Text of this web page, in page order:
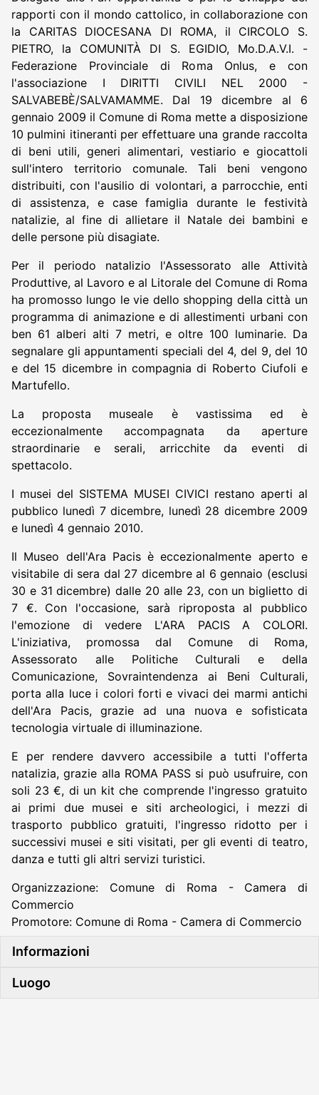
rapporti con il mondo cattolico, in collaborazione con
la CARITAS DIOCESANA DI ROMA, il CIRCOLO S.
PIETRO, la COMUNITÀ DI S. EGIDIO, Mo.D.A.V.I. -
Federazione Provinciale di Roma Onlus, e con
l'associazione I DIRITTI CIVILI NEL 2000 -
SALVABEBÈ/SALVAMAMME. Dal 19 dicembre al 6
gennaio 2009 il Comune di Roma mette a disposizione
10 pulmini itineranti per effettuare una grande raccolta
di beni utili, generi alimentari, vestiario e giocattoli
sull'intero territorio comunale. Tali beni vengono
distribuiti, con l'ausilio di volontari, a parrocchie, enti
di assistenza, e case famiglia durante le festività
natalizie, al fine di allietare il Natale dei bambini e
delle persone più disagiate.
Per il periodo natalizio l'Assessorato alle Attività
Produttive, al Lavoro e al Litorale del Comune di Roma
ha promosso lungo le vie dello shopping della città un
programma di animazione e di allestimenti urbani con
ben 61 alberi alti 7 metri, e oltre 100 luminarie. Da
segnalare gli appuntamenti speciali del 4, del 9, del 10
e del 15 dicembre in compagnia di Roberto Ciufoli e
Martufello.
La proposta museale è vastissima ed è
eccezionalmente accompagnata da aperture
straordinarie e serali, arricchite da eventi di
spettacolo.
I musei del SISTEMA MUSEI CIVICI restano aperti al
pubblico lunedì 7 dicembre, lunedì 28 dicembre 2009
e lunedì 4 gennaio 2010.
Il Museo dell'Ara Pacis è eccezionalmente aperto e
visitabile di sera dal 27 dicembre al 6 gennaio (esclusi
30 e 31 dicembre) dalle 20 alle 23, con un biglietto di
7 €. Con l'occasione, sarà riproposta al pubblico
l'emozione di vedere L'ARA PACIS A COLORI.
L'iniziativa, promossa dal Comune di Roma,
Assessorato alle Politiche Culturali e della
Comunicazione, Sovraintendenza ai Beni Culturali,
porta alla luce i colori forti e vivaci dei marmi antichi
dell'Ara Pacis, grazie ad una nuova e sofisticata
tecnologia virtuale di illuminazione.
E per rendere davvero accessibile a tutti l'offerta
natalizia, grazie alla ROMA PASS si può usufruire, con
soli 23 €, di un kit che comprende l'ingresso gratuito
ai primi due musei e siti archeologici, i mezzi di
trasporto pubblico gratuiti, l'ingresso ridotto per i
successivi musei e siti visitati, per gli eventi di teatro,
danza e tutti gli altri servizi turistici.
Organizzazione: Comune di Roma - Camera di
Commercio
Promotore: Comune di Roma - Camera di Commercio
Informazioni
Luogo